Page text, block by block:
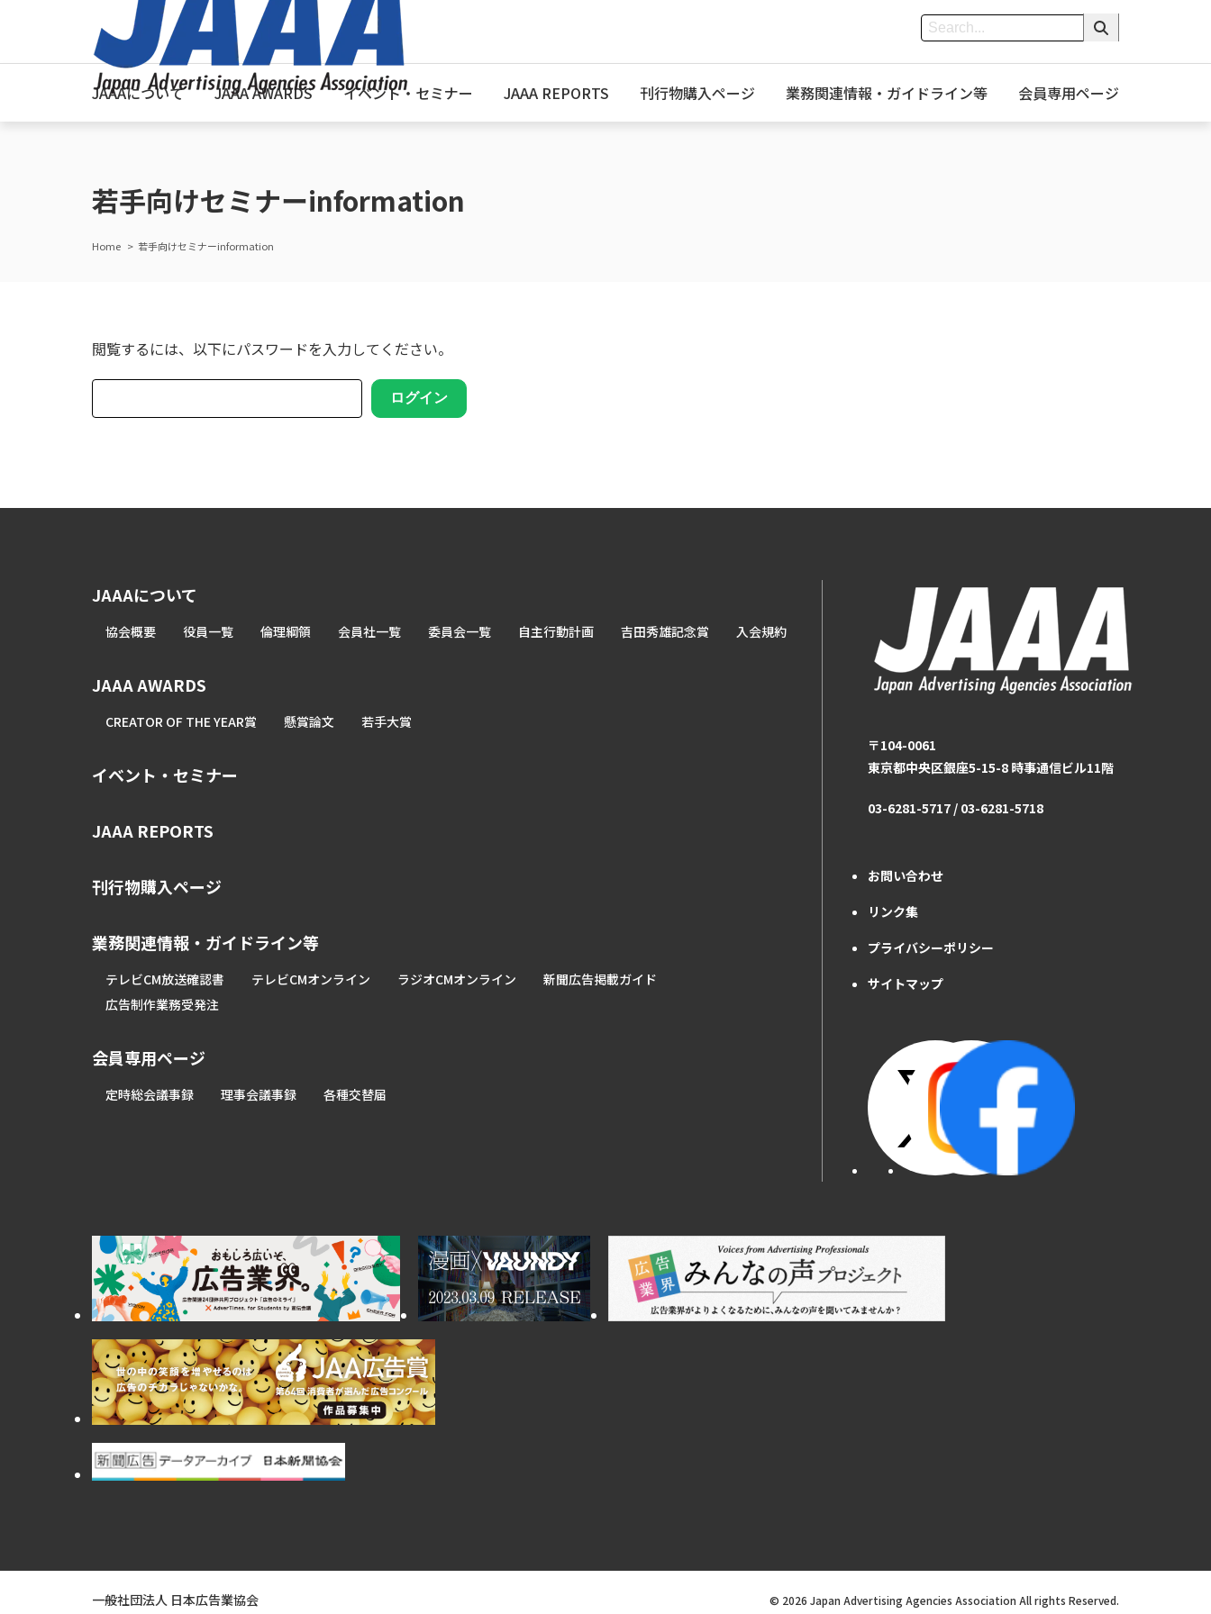
JAAAについて JAAA AWARDS イベント・セミナー JAAA REPORTS 刊行物購入ページ 業務関連情報・ガイドライン等 会員専用ページ
若手向けセミナーinformation
Home 若手向けセミナーinformation
閲覧するには、以下にパスワードを入力してください。
JAAAについて
協会概要 役員一覧 倫理綱領 会員社一覧 委員会一覧 自主行動計画 吉田秀雄記念賞 入会規約
JAAA AWARDS
CREATOR OF THE YEAR賞 懸賞論文 若手大賞
イベント・セミナー
JAAA REPORTS
刊行物購入ページ
業務関連情報・ガイドライン等
テレビCM放送確認書 テレビCMオンライン ラジオCMオンライン
新聞広告掲載ガイド
広告制作業務受発注
会員専用ページ
定時総会議事録 理事会議事録 各種交替届
〒104-0061
東京都中央区銀座5-15-8 時事通信ビル11階
03-6281-5717 / 03-6281-5718
お問い合わせ
リンク集
プライバシーポリシー
サイトマップ
一般社団法人 日本広告業協会 © 2026 Japan Advertising Agencies Association All rights Reserved.